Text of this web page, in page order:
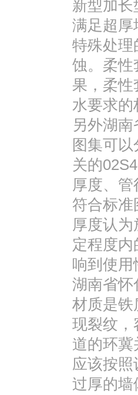
新型加
满足超厚
特殊处理
蚀。柔性
果，柔性
水要求的
另外湖
图集可
关的
厚度、
符合标准
厚度认
定程度
响到使用
湖南省怀
材质是铁
现裂纹，
道的环冀
应该按
过厚的墙